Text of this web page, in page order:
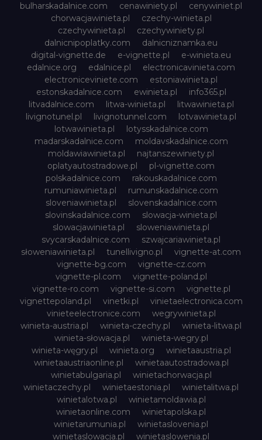
bulharskadalnice.com
cenawiniety.pl
cenywiniet.pl
chorwacjawinieta.pl
czechy-winieta.pl
czechywinieta.pl
czechywiniety.pl
dalnicnipoplatky.com
dalnicniznamka.eu
digital-vignette.de
e-vignette.pl
e-winieta.eu
edalnice.org
edalnice.pl
electronicavinieta.com
electroniceviniete.com
estoniawinieta.pl
estonskadalnice.com
ewinieta.pl
info365.pl
litvadalnice.com
litwa-winieta.pl
litwawinieta.pl
livignotunel.pl
livignotunnel.com
lotvawinieta.pl
lotwawinieta.pl
lotysskadalnice.com
madarskadalnice.com
moldavskadalnice.com
moldawiawinieta.pl
najtanszewiniety.pl
oplatyautostradowe.pl
pl-vignette.com
polskadalnice.com
rakouskadalnice.com
rumuniawinieta.pl
rumunskadalnice.com
sloveniawinieta.pl
slovenskadalnice.com
slovinskadalnice.com
slowacja-winieta.pl
slowacjawinieta.pl
sloweniawinieta.pl
svycarskadalnice.com
szwajcariawinieta.pl
słoweniawinieta.pl
tunellivigno.pl
vignette-at.com
vignette-bg.com
vignette-cz.com
vignette-pl.com
vignette-poland.pl
vignette-ro.com
vignette-si.com
vignette.pl
vignettepoland.pl
vinetki.pl
vinietaelectronica.com
vinieteelectronice.com
wegrywinieta.pl
winieta-austria.pl
winieta-czechy.pl
winieta-litwa.pl
winieta-słowacja.pl
winieta-wegry.pl
winieta-węgry.pl
winieta.org
winietaaustria.pl
winietaaustriaonline.pl
winietaautostradowa.pl
winietabulgaria.pl
winietachorwacja.pl
winietaczechy.pl
winietaestonia.pl
winietalitwa.pl
winietalotwa.pl
winietamoldawia.pl
winietaonline.com
winietapolska.pl
winietarumunia.pl
winietaslovenia.pl
winietaslowacja.pl
winietaslowenia.pl